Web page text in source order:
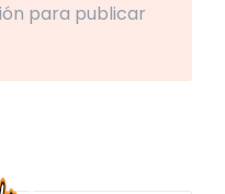
para publicar